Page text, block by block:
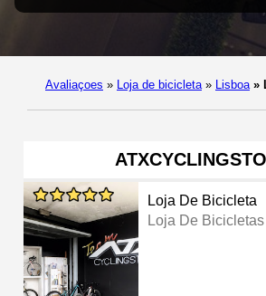
Avaliaçoes » Loja de bicicleta » Lisboa »
Loja De Bicicleta
Loja De Bicicletas